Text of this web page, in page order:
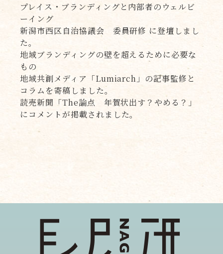
プレイス・ブランディングと内部者のウェルビ
ーイング
新潟市西区自治協議会 委員研修 に登壇しまし
た。
地域ブランディングの壁を超えるために必要な
もの
地域共創メディア「Lumiarch」の記事監修と
コラムを寄稿しました。
読売新聞「The論点 年賀状出す？やめる？」
にコメントが掲載されました。